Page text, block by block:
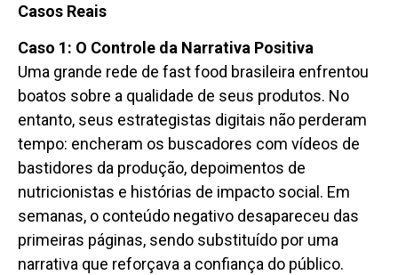
Casos Reais
Caso 1: O Controle da Narrativa Positiva
Uma grande rede de fast food brasileira enfrentou
boatos sobre a qualidade de seus produtos. No
entanto, seus estrategistas digitais não perderam
tempo: encheram os buscadores com vídeos de
bastidores da produção, depoimentos de
nutricionistas e histórias de impacto social. Em
semanas, o conteúdo negativo desapareceu das
primeiras páginas, sendo substituído por uma
narrativa que reforçava a confiança do público.